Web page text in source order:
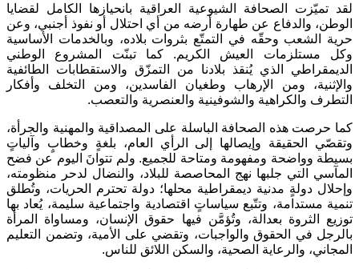
لقد تميّزت الصحافة الشيوعية العراقية بانحيازها الكامل لقضايا
الوطن، والدفاع عن طهارة أرضه من أي احتلال أو نفوذ أجنبي، وعن
حرية الشعب وحقّه في التمتّع بثروات بلاده، وبالخدمات الأساسية
وكل مستلزمات العيش الكريم. كما تبنّت المشروع الوطني
الديمقراطي الذي يُنقذ بلادنا من التمزّق والاستقطابات الطائفية
والإثنية، ومن الإرهاب وطغيان الفاسدين، ومن التخلف وأفكار
التطرف والكراهية والشوفينية والعنصرية والتعصب.
كما حرصت هذه الصحافة الباسلة على المصداقية والمهنية والجرأة،
وتقصّي الحقيقة وإيصالها إلى الرأي العام، بلغةٍ وخطابٍ وآلياتٍ
بسيطة وواضحة ومفهومة ومتاحة للجميع. ولم تتوانَ اليوم عن فضح
المآسي التي جلبها نهج المحاصصة للبلاد، والنضال لدحر منظومته،
وإحلال دولةٍ مدنية ديمقراطية محلها؛ دولة تحترم الحريات، وتُطلق
تنمية مستدامة، وتتّبع سياساتٍ اقتصادية واجتماعية سليمة، يُعاد بها
توزيع الثروة بعدالة، وتُؤمَّن فيها حقوق الإنسان، ومساواة المرأة
بالرجل في الحقوق والواجبات، وتقضي على الأمية، وتضمن التعليم
المجاني، والرعاية الصحية، والسكن اللائق للناس.